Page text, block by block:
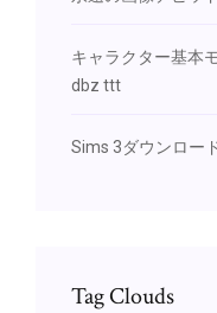
キャラクター基本
dbz ttt
Sims 3ダウンロー
Tag Clouds